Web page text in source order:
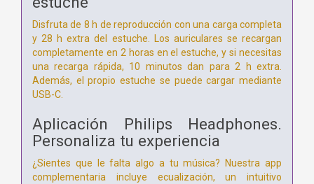
Disfruta de 8 h de reproducción con una carga completa
y 28 h extra del estuche. Los auriculares se recargan
completamente en 2 horas en el estuche, y si necesitas
una recarga rápida, 10 minutos dan para 2 h extra.
Además, el propio estuche se puede cargar mediante
USB-C.
Aplicación Philips Headphones.
Personaliza tu experiencia
¿Sientes que le falta algo a tu música? Nuestra app
complementaria incluye ecualización, un intuitivo